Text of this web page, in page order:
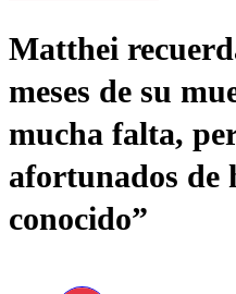
Matthei
meses de su
mucha falta,
afortunados de
conocido”